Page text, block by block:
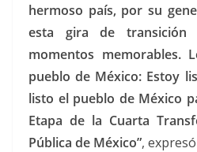
hermoso país, por su
esta gira de transición
momentos
pueblo de México: Estoy
listo el pueblo de México
Etapa de la Cuarta
Pública de México”,